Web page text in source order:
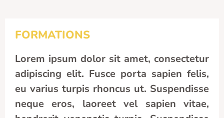
FORMATIONS
Lorem ipsum dolor sit amet, consectetur
adipiscing elit. Fusce porta sapien felis,
eu varius turpis rhoncus ut. Suspendisse
neque eros, laoreet vel sapien vitae,